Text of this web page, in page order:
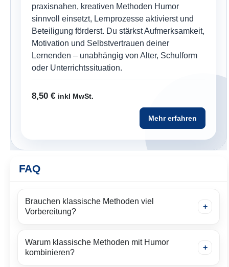
praxisnahen, kreativen Methoden Humor
sinnvoll einsetzt, Lernprozesse aktivierst und
Beteiligung förderst. Du stärkst Aufmerksamkeit,
Motivation und Selbstvertrauen deiner
Lernenden – unabhängig von Alter, Schulform
oder Unterrichtssituation.
8,50 € inkl MwSt.
Mehr erfahren
FAQ
Brauchen klassische Methoden viel
Vorbereitung?
Warum klassische Methoden mit Humor
kombinieren?